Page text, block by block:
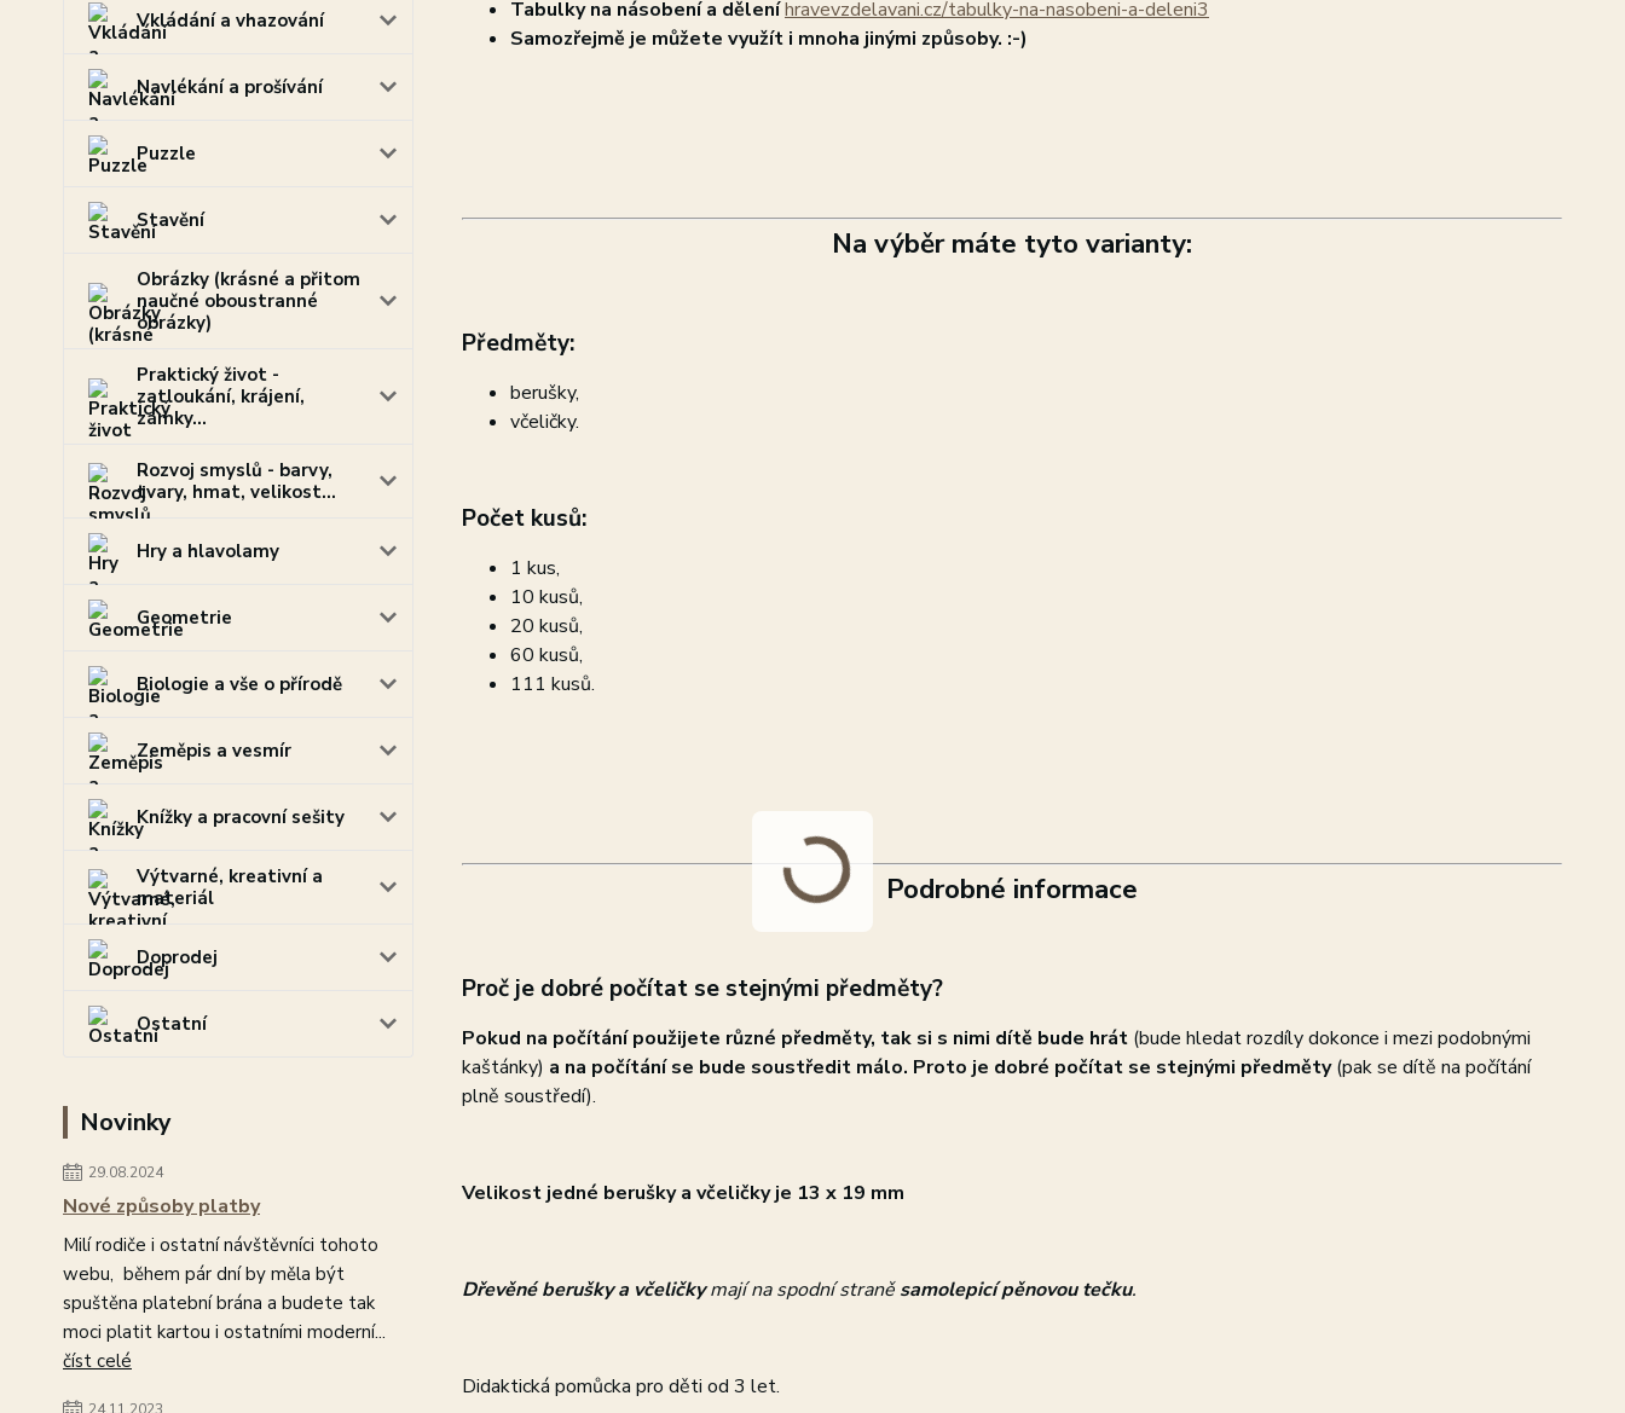
Vkládání a vhazování
Navlékání a prošívání
Puzzle
Stavění
Obrázky (krásné a přitom
naučné oboustranné
obrázky)
Praktický život -
zatloukání, krájení,
zámky...
Rozvoj smyslů - barvy,
tvary, hmat, velikost...
Hry a hlavolamy
Geometrie
Biologie a vše o přírodě
Zeměpis a vesmír
Knížky a pracovní sešity
Výtvarné, kreativní a
materiál
Doprodej
Ostatní
Novinky
29.08.2024
Nové způsoby platby
Milí rodiče i ostatní návštěvníci tohoto
webu, během pár dní by měla být
spuštěna platební brána a budete tak
moci platit kartou i ostatními moderní...
číst celé
Tabulky na násobení a děleníhravevzdelavani.cz/tabulky-na-nasobeni-a-deleni3
Samozřejmě je můžete využít i mnoha jinými způsoby. :-)
Na výběr máte tyto varianty:
Předměty:
berušky,
včeličky.
Počet kusů:
1 kus,
10 kusů,
20 kusů,
60 kusů,
111 kusů.
Podrobné informace
Proč je dobré počítat se stejnými předměty?
Pokud na počítání použijete různé předměty, tak si s nimi dítě bude hrát(bude hledat rozdíly dokonce i mezi podobnými
kaštánky) a na počítání se bude soustředit málo. Proto je dobré počítat se stejnými předměty(pak se dítě na počítání
plně soustředí).
Velikost jedné berušky a včeličky je 13 x 19 mm
Dřevěné beruškya včeličkymají na spodní straněsamolepicí pěnovou tečku.
Didaktická pomůcka pro děti od 3 let.